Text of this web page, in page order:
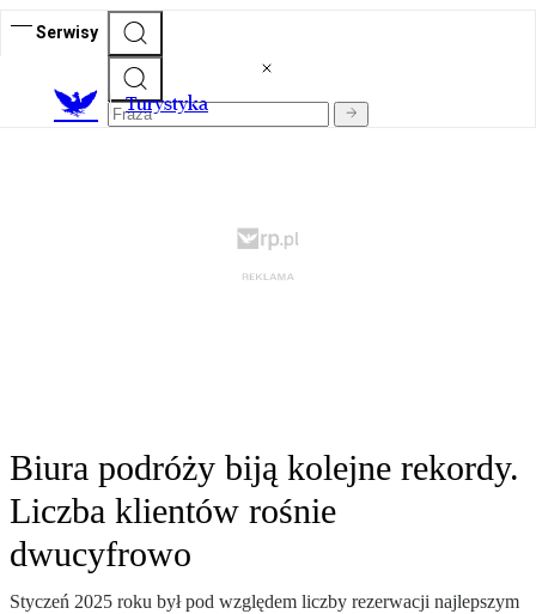
Serwisy
Turystyka
Biura podróży biją kolejne rekordy.
Liczba klientów rośnie
dwucyfrowo
Styczeń 2025 roku był pod względem liczby rezerwacji najlepszym